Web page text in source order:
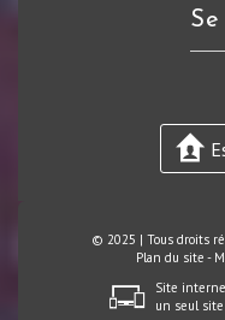
© 2025 | Tous droits
Plan du site -
Site
un seul